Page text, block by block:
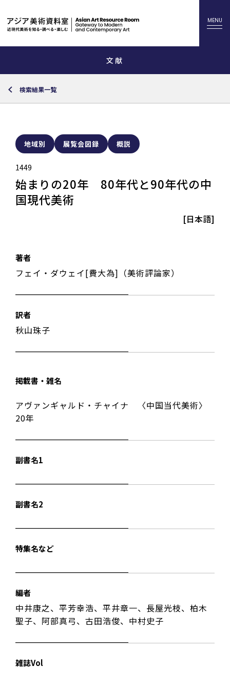
文献
検索結果一覧
地域別 展覧会図録 概説
1449
始まりの20年 80年代と90年代の中
国現代美術
[日本語]
著者
フェイ・ダウェイ[費大為]（美術評論家）
訳者
秋山珠子
掲載書・雑名
アヴァンギャルド・チャイナ 〈中国当代美術〉
20年
副書名1
副書名2
特集名など
編者
中井康之、平芳幸浩、平井章一、長屋光枝、柏木
聖子、阿部真弓、古田浩俊、中村史子
雑誌Vol